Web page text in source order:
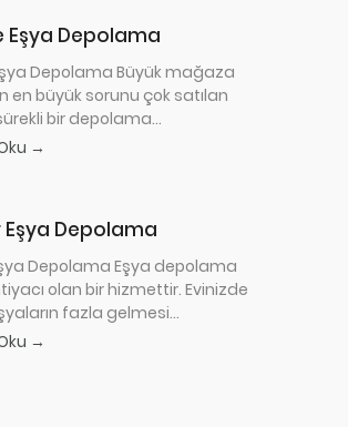
Eşya Depolama
Depolama Büyük mağaza
en büyük sorunu çok satılan
bir depolama...
→
Depolama
Depolama Eşya depolama
olan bir hizmettir. Evinizde
fazla gelmesi...
→